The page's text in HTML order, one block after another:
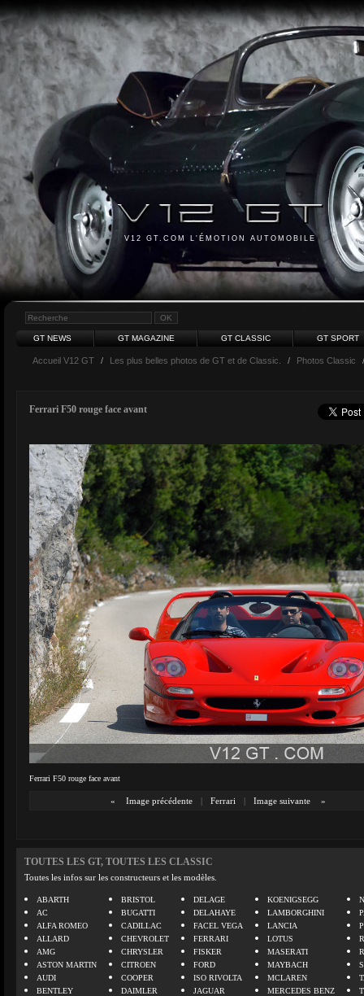
V12 GT.COM L'ÉMOTION AUTOMOBILE
GT NEWS GT MAGAZINE GT CLASSIC GT SPORT
Accueil V12 GT / Les plus belles photos de GT et de Classic. / Photos Classic
Ferrari F50 rouge face avant
Ferrari F50 rouge face avant
« Image précédente | Ferrari | Image suivante »
TOUTES LES GT, TOUTES LES CLASSIC
Toutes les infos sur les constructeurs et les modèles.
ABARTH
AC
ALFA ROMEO
ALLARD
AMG
ASTON MARTIN
AUDI
BENTLEY
BRISTOL
BUGATTI
CADILLAC
CHEVROLET
CHRYSLER
CITROEN
COOPER
DAIMLER
DELAGE
DELAHAYE
FACEL VEGA
FERRARI
FISKER
FORD
ISO RIVOLTA
JAGUAR
KOENIGSEGG
LAMBORGHINI
LANCIA
LOTUS
MASERATI
MAYBACH
MCLAREN
MERCEDES BENZ